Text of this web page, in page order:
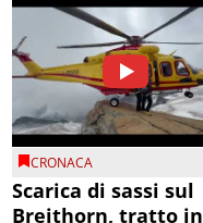
CRONACA
Scarica di sassi sul
Breithorn, tratto in